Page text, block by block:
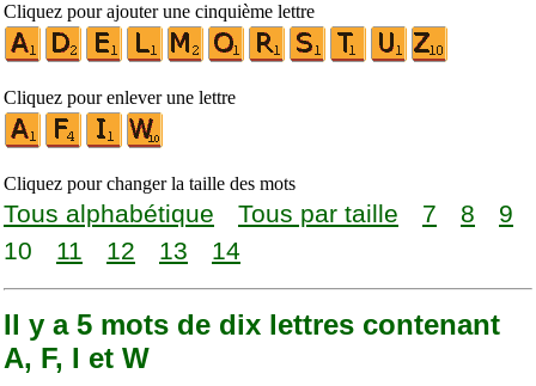
Cliquez pour ajouter une cinquième lettre
Cliquez pour enlever une lettre
Cliquez pour changer la taille des mots
Tous alphabétique Tous par taille 7 8
9
10
11 12 13 14
Il y a 5 mots de dix lettres contenant
A, F, I et W